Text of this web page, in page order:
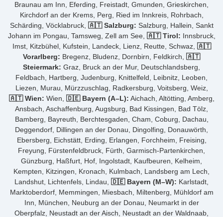
Braunau am Inn, Eferding, Freistadt, Gmunden, Grieskirchen,
Kirchdorf an der Krems, Perg, Ried im Innkreis, Rohrbach,
Schärding, Vöcklabruck, 🇦🇹 Salzburg: Salzburg, Hallein, Sankt
Johann im Pongau, Tamsweg, Zell am See, 🇦🇹 Tirol: Innsbruck,
Imst, Kitzbühel, Kufstein, Landeck, Lienz, Reutte, Schwaz, 🇦🇹
Vorarlberg: Bregenz, Bludenz, Dornbirn, Feldkirch, 🇦🇹
Steiermark: Graz, Bruck an der Mur, Deutschlandsberg,
Feldbach, Hartberg, Judenburg, Knittelfeld, Leibnitz, Leoben,
Liezen, Murau, Mürzzuschlag, Radkersburg, Voitsberg, Weiz,
🇦🇹 Wien: Wien, 🇩🇪 Bayern (A–L): Aichach, Altötting, Amberg,
Ansbach, Aschaffenburg, Augsburg, Bad Kissingen, Bad Tölz,
Bamberg, Bayreuth, Berchtesgaden, Cham, Coburg, Dachau,
Deggendorf, Dillingen an der Donau, Dingolfing, Donauwörth,
Ebersberg, Eichstätt, Erding, Erlangen, Forchheim, Freising,
Freyung, Fürstenfeldbruck, Fürth, Garmisch-Partenkirchen,
Günzburg, Haßfurt, Hof, Ingolstadt, Kaufbeuren, Kelheim,
Kempten, Kitzingen, Kronach, Kulmbach, Landsberg am Lech,
Landshut, Lichtenfels, Lindau, 🇩🇪 Bayern (M–W): Karlstadt,
Marktoberdorf, Memmingen, Miesbach, Miltenberg, Mühldorf am
Inn, München, Neuburg an der Donau, Neumarkt in der
Oberpfalz, Neustadt an der Aisch, Neustadt an der Waldnaab,